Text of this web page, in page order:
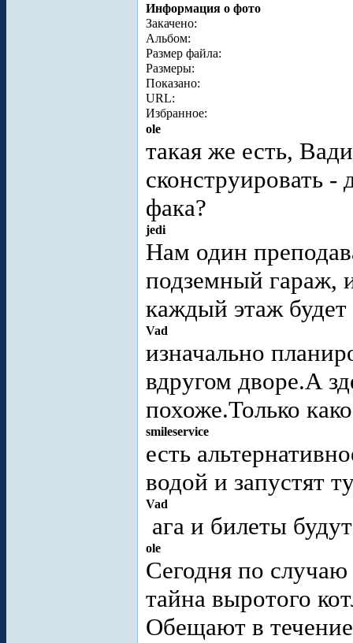
Информация о фото
Закачено:
Альбом:
Размер файла:
Размеры:
Показано:
URL:
Избранное:
ole
такая же есть,
сконструировать -
фака?
jedi
Нам один
подземный гараж,
каждый этаж
Vad
изначально
вдругом дворе.А
похоже.Только
smileservice
есть
водой и запустят
Vad
ага и билеты
ole
Сегодня по
тайна выротого
Обещают в